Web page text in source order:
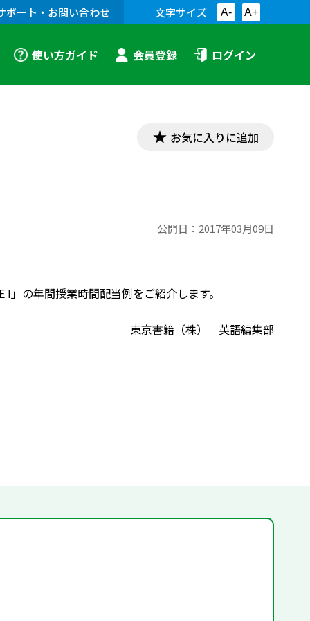
ポート・お問い合わせ 文字サイズ A- A+
使い方ガイド 会員登録 ログイン
お気に入りに追加
公開日： 2017年03月09日
の年間授業時間配当例をご紹介します。
東京書籍（株） 英語編集部